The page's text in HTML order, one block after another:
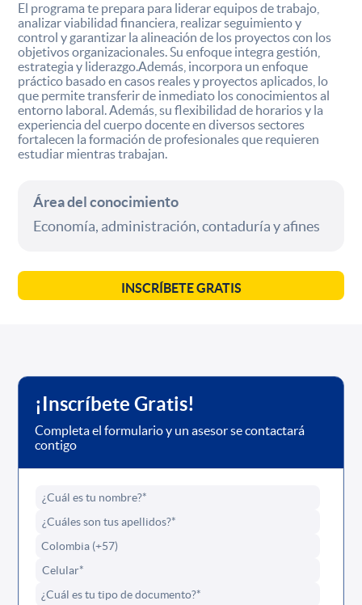
El programa te prepara para liderar equipos de trabajo,
analizar viabilidad financiera, realizar seguimiento y
control y garantizar la alineación de los proyectos con los
objetivos organizacionales. Su enfoque integra gestión,
estrategia y liderazgo.Además, incorpora un enfoque
práctico basado en casos reales y proyectos aplicados, lo
que permite transferir de inmediato los conocimientos al
entorno laboral. Además, su flexibilidad de horarios y la
experiencia del cuerpo docente en diversos sectores
fortalecen la formación de profesionales que requieren
estudiar mientras trabajan.
Área del conocimiento
Economía, administración, contaduría y afines
INSCRÍBETE GRATIS
¡Inscríbete Gratis!
Completa el formulario y un asesor se contactará
contigo